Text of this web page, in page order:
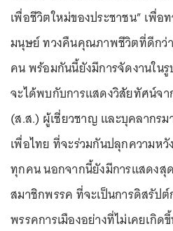
เพื่อชีวิตใหม่ของประชาชน” เพื่
มนุษย์ ทวงคืนคุณภาพชีวิตที่ดีกว่
คน พร้อมกันนี้ยังมีการจัดงานใน
จะได้พบกับการแสดงวิสัยทัศน์จ
(ส.ส.) ผู้เชี่ยวชาญ และบุคลากร
เพื่อไทย ที่จะร่วมกันปลุกความห
ทุกคน นอกจากนี้ยังมีการแสดงสุ
สมาชิกพรรค ที่จะเป็นการดิสรัป
พรรคการเมืองอย่างที่ไม่เคยเกิด